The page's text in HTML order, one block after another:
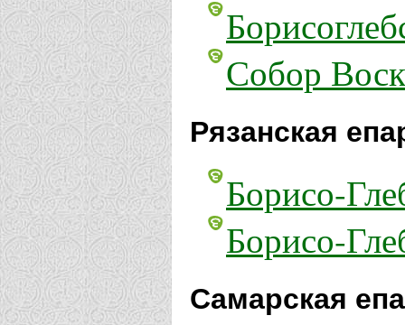
Собор
Рязанская
Борисо-
Борисо-
Самарская